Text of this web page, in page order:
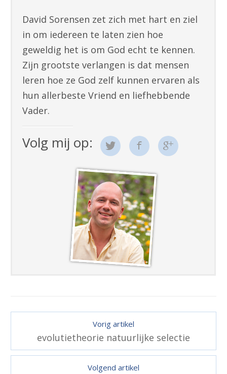
David Sorensen zet zich met hart en ziel
in om iedereen te laten zien hoe
geweldig het is om God echt te kennen.
Zijn grootste verlangen is dat mensen
leren hoe ze God zelf kunnen ervaren als
hun allerbeste Vriend en liefhebbende
Vader.
Volg mij op:
Vorig artikel
evolutietheorie natuurlijke selectie
Volgend artikel